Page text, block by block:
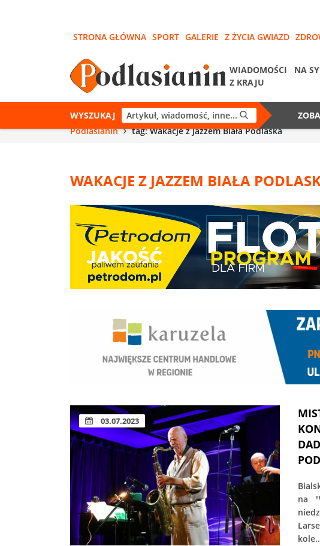
STRONA GŁÓWNA SPORT GALERIE Z ŻYCIA GWIAZD
WIADOMOŚCI NA
Z KRAJU
WYSZUKAJ
Podlasianin
tag: Wakacje z Jazzem Biała Podlaska
WAKACJE Z JAZZEM BIAŁA
03.07.2023
na